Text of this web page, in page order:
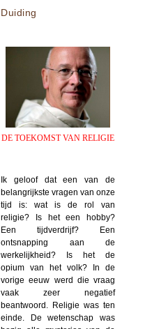
Duiding
DE TOEKOMST VAN RELIGIE
Ik geloof dat een van de
belangrijkste vragen van onze
tijd is: wat is de rol van
religie? Is het een hobby?
Een tijdverdrijf? Een
ontsnapping aan de
werkelijkheid? Is het de
opium van het volk? In de
vorige eeuw werd die vraag
vaak zeer negatief
beantwoord. Religie was ten
einde. De wetenschap was